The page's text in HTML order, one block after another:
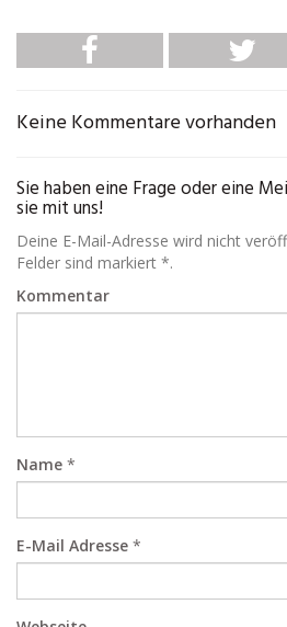
Keine Kommentare vorhanden
Sie haben eine Frage oder eine
sie mit uns!
Deine E-Mail-Adresse wird nicht
Felder sind markiert *.
Kommentar
Name *
E-Mail Adresse *